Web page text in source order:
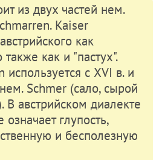
из двух частей нем.
Kaiser
как
также как и "пастух".
используется с XVI в. и
Schmer (сало, сырой
австрийском диалекте
глупость,
и бесполезную